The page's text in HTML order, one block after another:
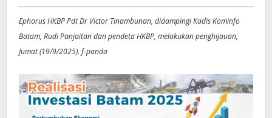
Ephorus HKBP Pdt Dr Victor Tinambunan, didampingi Kadis Kominfo
Batam, Rudi Panjaitan dan pendeta HKBP, melakukan penghijauan,
Jumat (19/9/2025). f-panda